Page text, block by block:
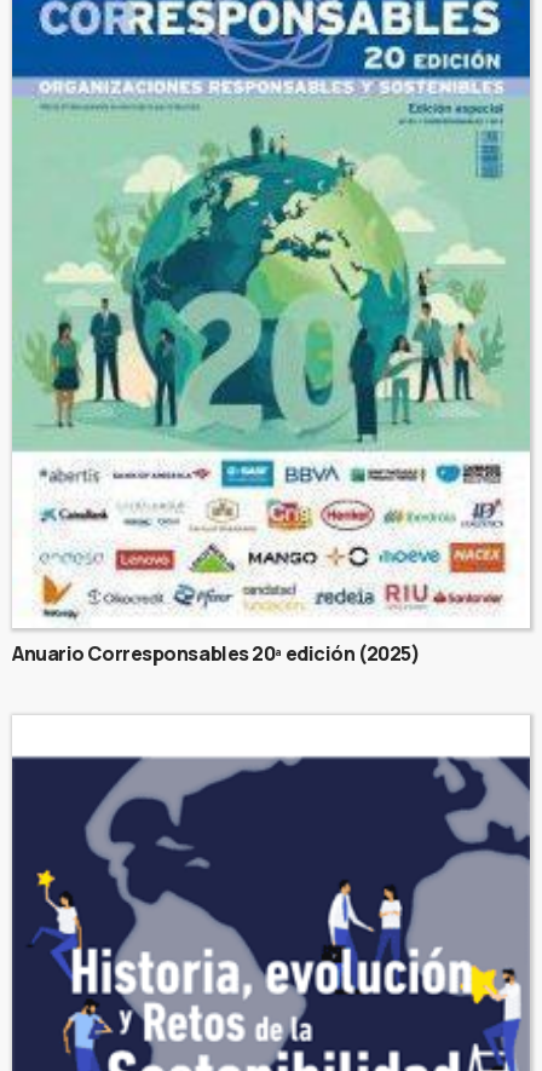
Anuario Corresponsables 20ª edición (2025)